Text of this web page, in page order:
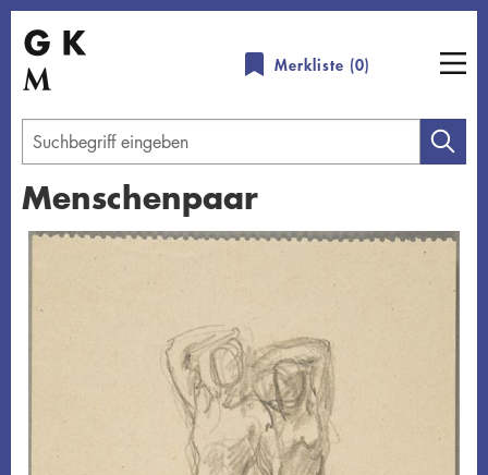
Direkt
zum
Inhalt
Merkliste (0)
Geben
Sie
einen
Suchbegriff
Menschenpaar
Übersicht schließen